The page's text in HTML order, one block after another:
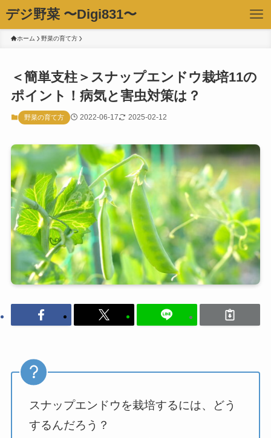
デジ野菜 〜Digi831〜
ホーム 野菜の育て方
＜簡単支柱＞スナップエンドウ栽培11の
ポイント！病気と害虫対策は？
野菜の育て方 2022-06-17 2025-02-12
スナップエンドウを栽培するには、どう
するんだろう？